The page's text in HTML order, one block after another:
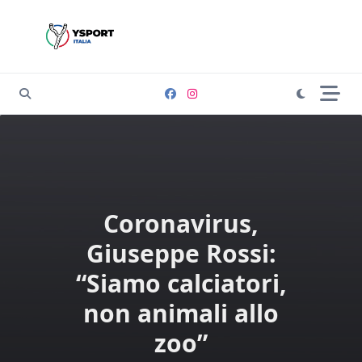
Coronavirus,
Giuseppe Rossi:
“Siamo calciatori,
non animali allo
zoo”